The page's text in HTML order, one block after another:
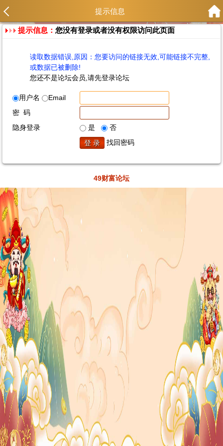
提示信息
提示信息：您没有登录或者没有权限访问此页面
读取数据错误,原因：您要访问的链接无效,可能链接不完整,
或数据已被删除!
您还不是论坛会员,请先登录论坛
用户名
Email
密 码
隐身登录
是
否
找回密码
49财富论坛